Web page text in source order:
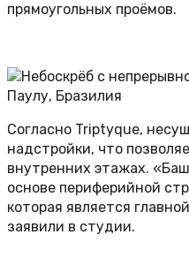
прямоугольных проёмов.
Согласно Triptyque,
надстройки, что
внутренних этажах.
основе периферийной
которая является
заявили в студии.